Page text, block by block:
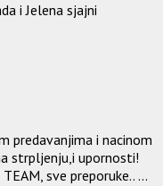
i Jelena sjajni
predavanjima i nacinom
strpljenju,i upornosti!
sve preporuke.. ...